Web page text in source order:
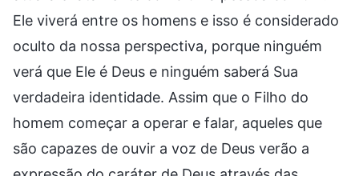
Ele viverá entre os homens e isso é considerado
oculto da nossa perspectiva, porque ninguém
verá que Ele é Deus e ninguém saberá Sua
verdadeira identidade. Assim que o Filho do
homem começar a operar e falar, aqueles que
são capazes de ouvir a voz de Deus verão a